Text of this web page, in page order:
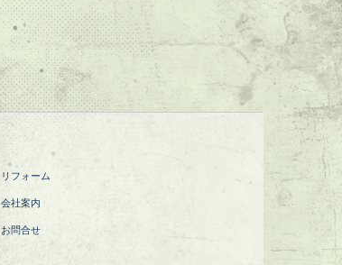
リフォーム
会社案内
お問合せ